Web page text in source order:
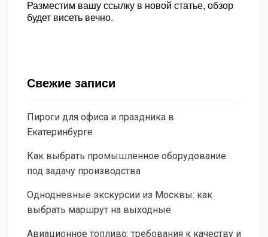
Разместим вашу ссылку в новой статье, обзор
будет висеть вечно.
Свежие записи
Пироги для офиса и праздника в
Екатеринбурге
Как выбрать промышленное оборудование
под задачу производства
Однодневные экскурсии из Москвы: как
выбрать маршрут на выходные
Авиационное топливо: требования к качеству и